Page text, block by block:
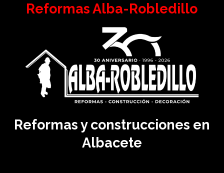
Reformas Alba-Robledillo
Reformas y construcciones en
Albacete